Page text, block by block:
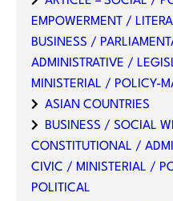
EMPOWERMENT /
BUSINESS /
ADMINISTRATIVE /
MINISTERIAL / POLICY-
ASIAN COUNTRIES
BUSINESS / SOCIAL
CONSTITUTIONAL /
CIVIC / MINISTERIAL /
POLITICAL